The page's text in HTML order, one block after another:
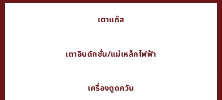
เตาแก๊ส
เตาอินดักชั่น/แม่เหล็กไฟฟ้า
เครื่องดูดควัน